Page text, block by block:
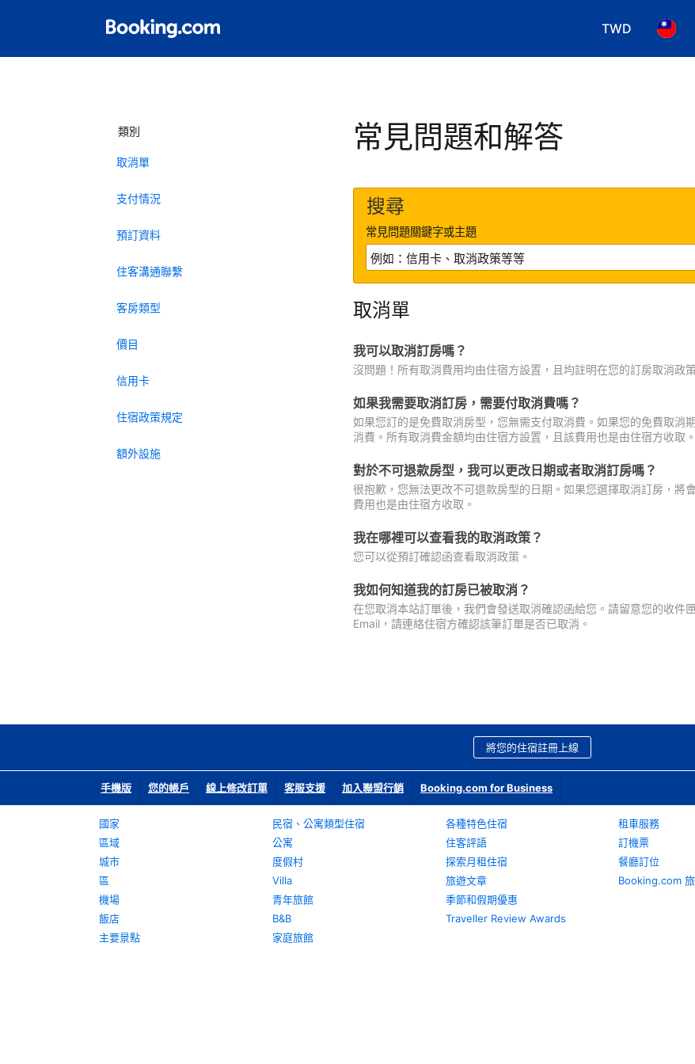
TWD
選擇您使用的
選擇
類別
取消單
支付情況
預訂資料
住客溝通聯繫
客房類型
價目
信用卡
住宿政策規定
額外設施
常見問題和解答
搜尋
常見問題關鍵字或主題
取消單
我可以取消訂房嗎？
沒問題！所有取消費用均由住宿方設置，且均註明在您的訂房取消政
如果我需要取消訂房，需要付取消費嗎？
如果您訂的是免費取消房型，您無需支付取消費。如果您的免費取消
消費。所有取消費金額均由住宿方設置，且該費用也是由住宿方收取。
對於不可退款房型，我可以更改日期或者取消訂房嗎？
很抱歉，您無法更改不可退款房型的日期。如果您選擇取消訂房，將
費用也是由住宿方收取。
我在哪裡可以查看我的取消政策？
您可以從預訂確認函查看取消政策。
我如何知道我的訂房已被取消？
在您取消本站訂單後，我們會發送取消確認函給您。請留意您的收件
Email，請連絡住宿方確認該筆訂單是否已取消。
將您的住宿註冊上線
手機版 您的帳戶 線上修改訂單 客服支援 加入聯盟行銷 Booking.com for Business
國家
區域
城市
區
機場
飯店
主要景點
民宿、公寓類型住宿
公寓
度假村
Villa
青年旅館
B&B
家庭旅館
各種特色住宿
住客評語
探索月租住宿
旅遊文章
季節和假期優惠
Traveller Review Awards
租車服務
訂機票
餐廳訂位
Booking.com